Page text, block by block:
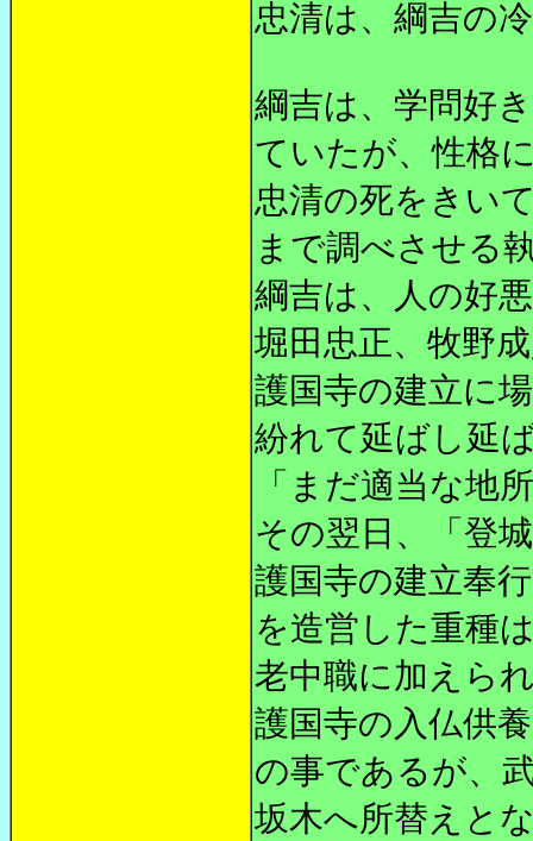
忠清は、綱吉の
綱吉は、学問好
ていたが、性格
忠清の死をきい
まで調べさせる
綱吉は、人の好
堀田忠正、牧野
護国寺の建立に
紛れて延ばし延
「まだ適当な地
その翌日、「登
護国寺の建立奉
を造営した重種
老中職に加えら
護国寺の入仏供
の事であるが、
坂木へ所替えと